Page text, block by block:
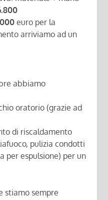
euro per la
arriviamo ad un
abbiamo
oratorio (grazie ad
di riscaldamento
pulizia condotti
per espulsione) per un
stiamo sempre